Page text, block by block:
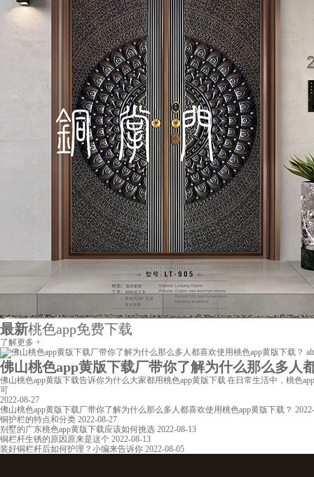
最新桃色app免费下载
了解更多 +
佛山桃色app黄版下载厂带你了解为什么那么多人都
佛山桃色app黄版下载告诉你为什么大家都用桃色app黄版下载 在日常生活中，桃
可
2022-08-27
佛山桃色app黄版下载厂带你了解为什么那么多人都喜欢使用桃色app黄版下载？
铜护栏的特点和分类 2022-08-27
别墅的广东桃色app黄版下载应该如何挑选 2022-08-13
铜栏杆生锈的原因原来是这个 2022-08-13
装好铜栏杆后如何护理？小编来告诉你 2022-08-05